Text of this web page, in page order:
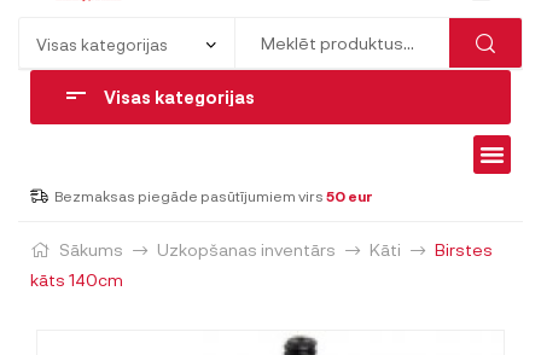
Visas kategorijas
Bezmaksas piegāde pasūtījumiem virs 50 eur
Sākums Uzkopšanas inventārs Kāti
Birstes
kāts 140cm